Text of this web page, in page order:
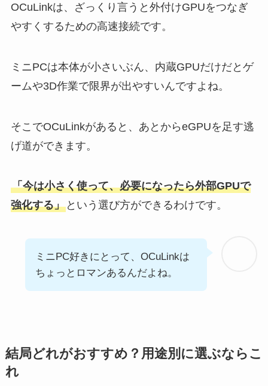
OCuLinkは、ざっくり言うと外付けGPUをつなぎ
やすくするための高速接続です。
ミニPCは本体が小さいぶん、内蔵GPUだけだとゲ
ームや3D作業で限界が出やすいんですよね。
そこでOCuLinkがあると、あとからeGPUを足す逃
げ道ができます。
「今は小さく使って、必要になったら外部GPUで
強化する」という選び方ができるわけです。
ミニPC好きにとって、OCuLinkは
ちょっとロマンあるんだよね。
結局どれがおすすめ？用途別に選ぶならこ
れ